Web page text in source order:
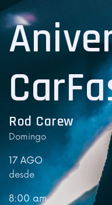
Rod Carew
Domingo
17 AGO
desde
8:00 am